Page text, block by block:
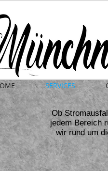
Ob
jedem Bereich
wir rund um
SERVICES